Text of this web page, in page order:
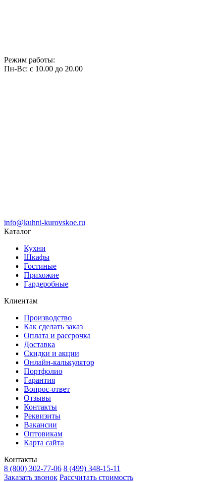
Режим работы:
Пн-Вс: с 10.00 до 20.00
info@kuhni-kurovskoe.ru
Каталог
Кухни
Шкафы
Гостиные
Прихожие
Гардеробные
Клиентам
Производство
Как сделать заказ
Оплата и рассрочка
Доставка
Скидки и акции
Онлайн-калькулятор
Портфолио
Гарантия
Вопрос-ответ
Отзывы
Контакты
Реквизиты
Вакансии
Оптовикам
Карта сайта
Контакты
8 (800) 302-77-06 8 (499) 348-15-11
Заказать звонок Рассчитать стоимость